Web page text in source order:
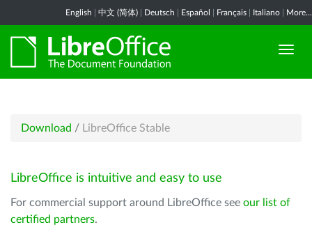
English 中文 (简体) Deutsch Español Français Italiano More...
Download / LibreOffice Stable
LibreOffice is intuitive and easy to use
For commercial support around LibreOffice see our list of
certified partners.